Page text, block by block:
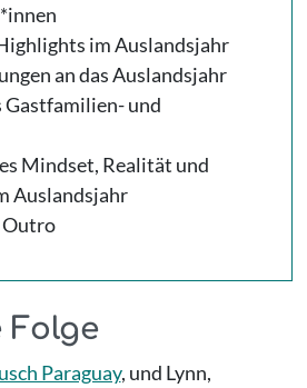
im Auslandsjahr
an das Auslandsjahr
Gastfamilien- und
Mindset, Realität und
Auslandsjahr
Outro
Folge
Paraguay, und Lynn,